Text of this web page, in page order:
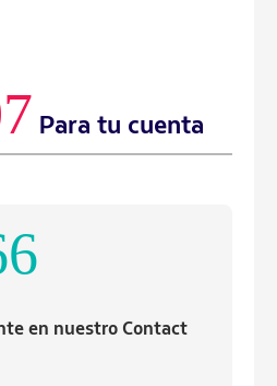
Para tu cuenta
en nuestro Contact